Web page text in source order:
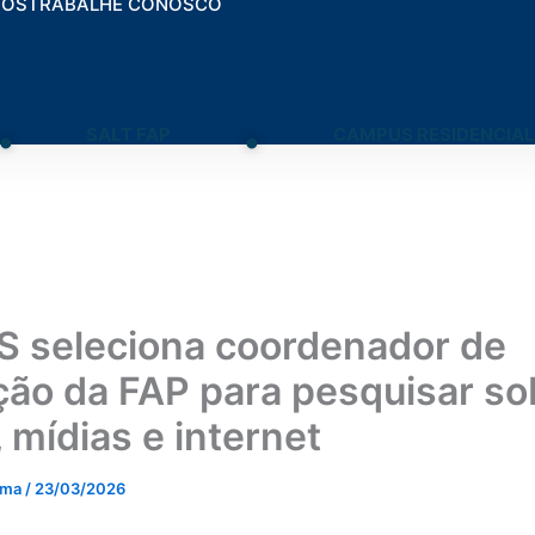
.
seleciona coordenador de
da FAP para pesquisar
mídias e internet
/ 23/03/2026